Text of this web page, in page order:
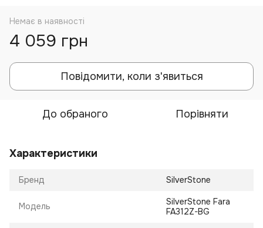
Немає в наявності
4 059 грн
Повідомити, коли з'явиться
До обраного Порівняти
Характеристики
Бренд SilverStone
Модель
SilverStone Fara
FA312Z-BG